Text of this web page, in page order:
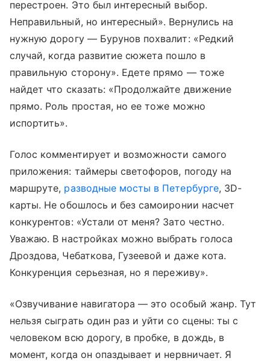
перестроен. Это был интересный выбор.
Неправильный, но интересный». Вернулись на
нужную дорогу — Бурунов похвалит: «Редкий
случай, когда развитие сюжета пошло в
правильную сторону». Едете прямо — тоже
найдет что сказать: «Продолжайте движение
прямо. Роль простая, но ее тоже можно
испортить».
Голос комментирует и возможности самого
приложения: таймеры светофоров, погоду на
маршруте, разводные мосты в Петербурге, 3D-
карты. Не обошлось и без самоиронии насчет
конкурентов: «Устали от меня? Зато честно.
Уважаю. В настройках можно выбрать голоса
Дроздова, Чебаткова, Гузеевой и даже кота.
Конкуренция серьезная, но я переживу».
«Озвучивание навигатора — это особый жанр. Тут
нельзя сыграть один раз и уйти со сцены: ты с
человеком всю дорогу, в пробке, в дождь, в
момент, когда он опаздывает и нервничает. Я